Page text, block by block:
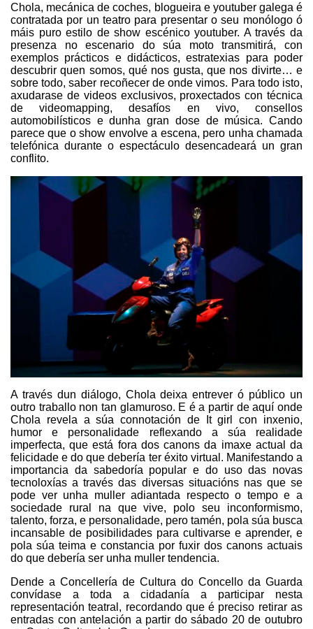
Chola, mecánica de coches, blogueira e youtuber galega é
contratada por un teatro para presentar o seu monólogo ó
máis puro estilo de show escénico youtuber. A través da
presenza no escenario do súa moto transmitirá, con
exemplos prácticos e didácticos, estratexias para poder
descubrir quen somos, qué nos gusta, que nos divirte… e
sobre todo, saber recoñecer de onde vimos. Para todo isto,
axudarase de videos exclusivos, proxectados con técnica
de videomapping, desafíos en vivo, consellos
automobilísticos e dunha gran dose de música. Cando
parece que o show envolve a escena, pero unha chamada
telefónica durante o espectáculo desencadeará un gran
conflito.
A través dun diálogo, Chola deixa entrever ó público un
outro traballo non tan glamuroso. E é a partir de aquí onde
Chola revela a súa connotación de It girl con inxenio,
humor e personalidade reflexando a súa realidade
imperfecta, que está fora dos canons da imaxe actual da
felicidade e do que debería ter éxito virtual. Manifestando a
importancia da sabedoría popular e do uso das novas
tecnoloxías a través das diversas situacións nas que se
pode ver unha muller adiantada respecto o tempo e a
sociedade rural na que vive, polo seu inconformismo,
talento, forza, e personalidade, pero tamén, pola súa busca
incansable de posibilidades para cultivarse e aprender, e
pola súa teima e constancia por fuxir dos canons actuais
do que debería ser unha muller tendencia.
Dende a Concellería de Cultura do Concello da Guarda
convídase a toda a cidadanía a participar nesta
representación teatral, recordando que é preciso retirar as
entradas con antelación a partir do sábado 20 de outubro